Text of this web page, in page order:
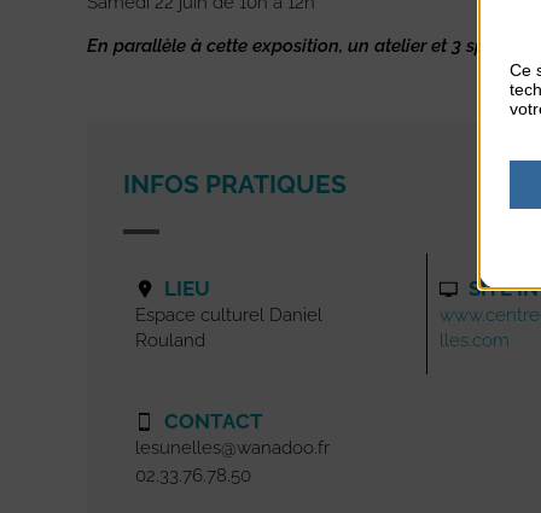
En parallèle à cette exposition, un atelier et 3
INFOS PRATIQUES
LIEU
Espace culturel Daniel
Rouland
CONTACT
lesunelles@wanadoo.fr
02.33.76.78.50
SITE
lles.com
Ce